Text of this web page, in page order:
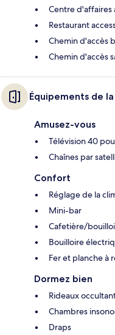
Centre d'affaires
Restaurant
Chemin d'accès
Chemin d'accès
Équipements de
Amusez-vous
Télévision 40
Chaînes par
Confort
Réglage de la
Mini-bar
Cafetière/
Bouilloire
Fer et planche à
Dormez bien
Rideaux
Chambres
Draps